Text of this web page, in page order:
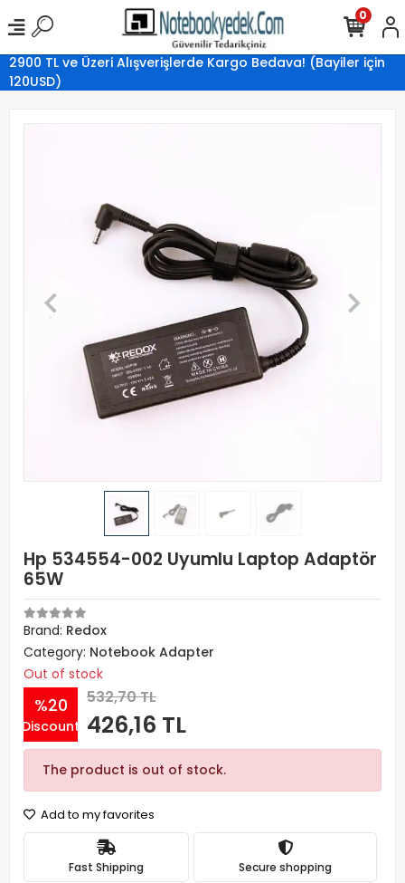
2900 TL ve Üzeri Alışverişlerde Kargo Bedava! (Bayiler için
120USD)
0
Hp 534554-002 Uyumlu Laptop Adaptör
65W
Brand: Redox
Category: Notebook Adapter
Out of stock
%20
Discount
532,70 TL
426,16 TL
The product is out of stock.
Add to my favorites
Fast Shipping Secure shopping